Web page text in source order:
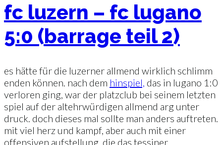
fc luzern – fc lugano
5:0 (barrage teil 2)
es hätte für die luzerner allmend wirklich schlimm
enden können. nach dem hinspiel, das in lugano 1:0
verloren ging, war der platzclub bei seinem letzten
spiel auf der altehrwürdigen allmend arg unter
druck. doch dieses mal sollte man anders auftreten.
mit viel herz und kampf, aber auch mit einer
offensiven aufstellung, die das tessiner